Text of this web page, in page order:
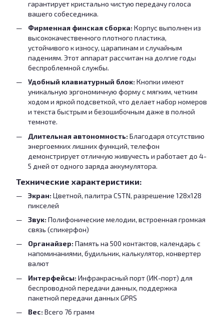
гарантирует кристально чистую передачу голоса
вашего собеседника.
Фирменная финская сборка: Корпус выполнен из
высококачественного плотного пластика,
устойчивого к износу, царапинам и случайным
падениям. Этот аппарат рассчитан на долгие годы
беспроблемной службы.
Удобный клавиатурный блок: Кнопки имеют
уникальную эргономичную форму с мягким, четким
ходом и яркой подсветкой, что делает набор номеров
и текста быстрым и безошибочным даже в полной
темноте.
Длительная автономность: Благодаря отсутствию
энергоемких лишних функций, телефон
демонстрирует отличную живучесть и работает до 4-
5 дней от одного заряда аккумулятора.
Технические характеристики:
Экран: Цветной, палитра CSTN, разрешение 128х128
пикселей
Звук: Полифонические мелодии, встроенная громкая
связь (спикерфон)
Органайзер: Память на 500 контактов, календарь с
напоминаниями, будильник, калькулятор, конвертер
валют
Интерфейсы: Инфракрасный порт (ИК-порт) для
беспроводной передачи данных, поддержка
пакетной передачи данных GPRS
Вес: Всего 76 грамм